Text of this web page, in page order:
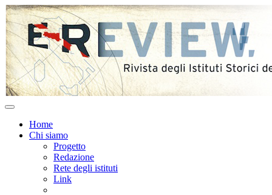
Home
Chi siamo
Progetto
Redazione
Rete degli istituti
Link